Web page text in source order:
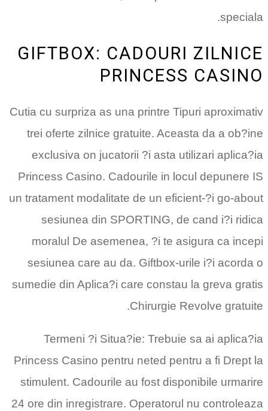
speciala.
GIFTBOX: CADOURI ZILNICE
PRINCESS CASINO
Cutia cu surpriza as una printre Tipuri aproximativ
trei oferte zilnice gratuite. Aceasta da a ob?ine
exclusiva on jucatorii ?i asta utilizari aplica?ia
Princess Casino. Cadourile in locul depunere IS
un tratament modalitate de un eficient-?i go-about
sesiunea din SPORTING, de cand i?i ridica
moralul De asemenea, ?i te asigura ca incepi
sesiunea care au da. Giftbox-urile i?i acorda o
sumedie din Aplica?i care constau la greva gratis
Chirurgie Revolve gratuite.
Termeni ?i Situa?ie: Trebuie sa ai aplica?ia
Princess Casino pentru neted pentru a fi Drept la
stimulent. Cadourile au fost disponibile urmarire
24 ore din inregistrare. Operatorul nu controleaza